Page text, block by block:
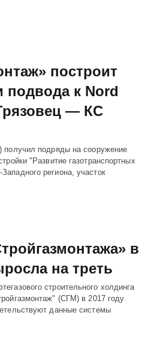
построит
подвода к Nord
— КС
получил подряды на сооружение
"Развитие газотранспортных
региона, участок
в
на треть
строительного холдинга
(СГМ) в 2017 году
данные системы